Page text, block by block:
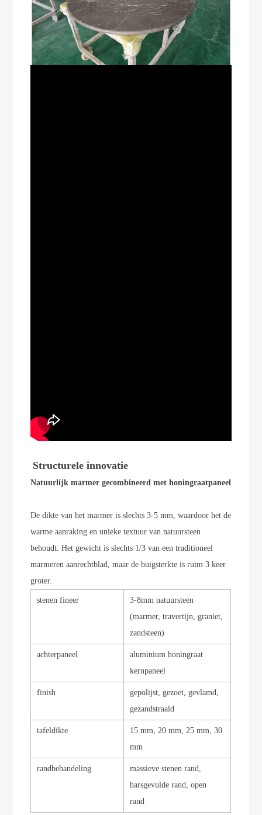
Structurele innovatie
Natuurlijk marmer gecombineerd met honingraatpaneel
De dikte van het marmer is slechts 3-5 mm, waardoor het de
warme aanraking en unieke textuur van natuursteen
behoudt. Het gewicht is slechts 1/3 van een traditioneel
marmeren aanrechtblad, maar de buigsterkte is ruim 3 keer
groter.
stenen fineer
3-8mm natuursteen
(marmer, travertijn, graniet,
zandsteen)
achterpaneel
aluminium honingraat
kernpaneel
finish
gepolijst, gezoet, gevlamd,
gezandstraald
tafeldikte
15 mm, 20 mm, 25 mm, 30
mm
randbehandeling
massieve stenen rand,
harsgevulde rand, open
rand